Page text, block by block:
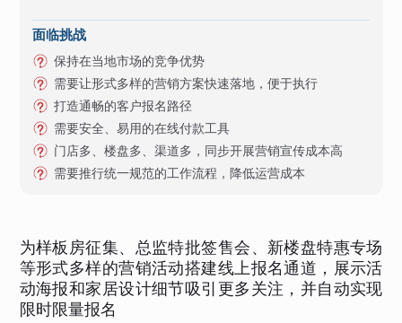
面临挑战
保持在当地市场的竞争优势
需要让形式多样的营销方案快速落地，便于执行
打造通畅的客户报名路径
需要安全、易用的在线付款工具
门店多、楼盘多、渠道多，同步开展营销宣传成本高
需要推行统一规范的工作流程，降低运营成本
为样板房征集、总监特批签售会、新楼盘特惠专场
等形式多样的营销活动搭建线上报名通道，展示活
动海报和家居设计细节吸引更多关注，并自动实现
限时限量报名